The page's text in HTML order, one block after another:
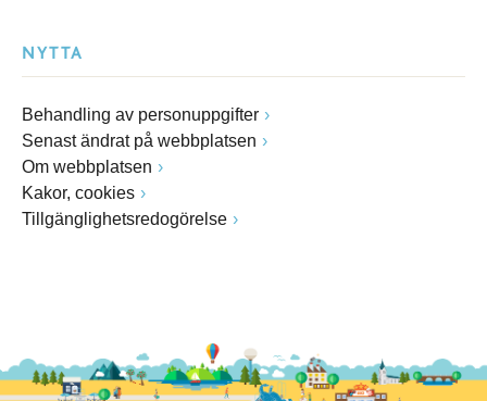
NYTTA
Behandling av personuppgifter
Senast ändrat på webbplatsen
Om webbplatsen
Kakor, cookies
Tillgänglighetsredogörelse